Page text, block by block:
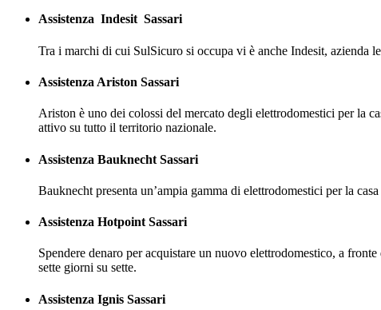
Assistenza Indesit Sassari
Tra i marchi di cui SulSicuro si occupa vi è anche Indesit, azienda
Assistenza Ariston Sassari
Ariston è uno dei colossi del mercato degli elettrodomestici per la
attivo su tutto il territorio nazionale.
Assistenza Bauknecht Sassari
Bauknecht presenta un’ampia gamma di elettrodomestici per la
Assistenza Hotpoint Sassari
Spendere denaro per acquistare un nuovo elettrodomestico, a
sette giorni su sette.
Assistenza Ignis Sassari